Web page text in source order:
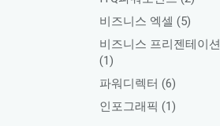
비즈니스 엑셀 (5)
비즈니스 프리젠테이션
(1)
파워디렉터 (6)
인포그래픽 (1)